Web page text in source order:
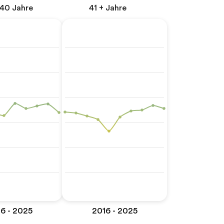
Jahre 41 + Jahre
- 2025 2016 - 2025